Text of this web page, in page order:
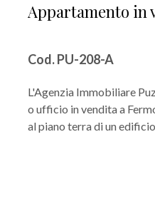
Appartamento in
Cod. PU-208-A
L'Agenzia Immobiliare
o ufficio in vendita a
al piano terra di un